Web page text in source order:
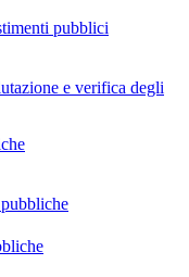
pubblici
e verifica degli